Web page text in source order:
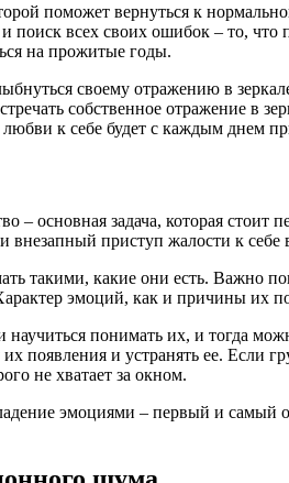
поможет вернуться к
всех своих ошибок – то, что
на прожитые годы.
своему отражению в
собственное отражение в
к себе будет с каждым днем
основная задача, которая стоит
внезапный приступ жалости к
такими, какие они есть. Важно
эмоций, как и причины их
понимать их, и тогда
появления и устранять ее. Если
не хватает за окном.
эмоциями – первый и самый